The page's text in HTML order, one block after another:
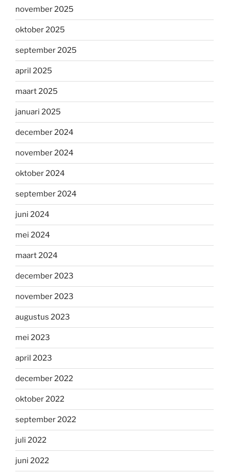
november 2025
oktober 2025
september 2025
april 2025
maart 2025
januari 2025
december 2024
november 2024
oktober 2024
september 2024
juni 2024
mei 2024
maart 2024
december 2023
november 2023
augustus 2023
mei 2023
april 2023
december 2022
oktober 2022
september 2022
juli 2022
juni 2022